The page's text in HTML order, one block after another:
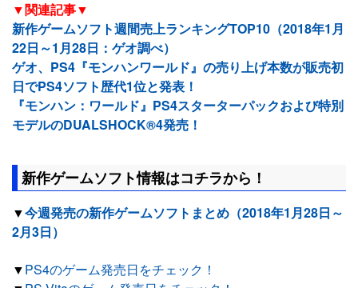
▼関連記事▼
新作ゲームソフト週間売上ランキングTOP10（2018年1月
22日～1月28日：ゲオ調べ）
ゲオ、PS4『モンハンワールド』の売り上げ本数が販売初
日でPS4ソフト歴代1位と発表！
『モンハン：ワールド』PS4スターターパックおよび特別
モデルのDUALSHOCK®4発売！
新作ゲームソフト情報はコチラから！
▼今週発売の新作ゲームソフトまとめ（2018年1月28日～
2月3日）
▼PS4のゲーム発売日をチェック！